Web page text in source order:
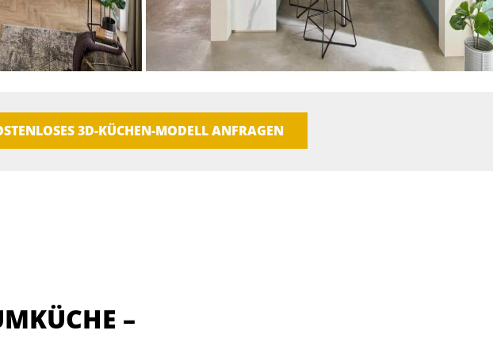
3D-KÜCHEN-MODELL ANFRAGEN
– M